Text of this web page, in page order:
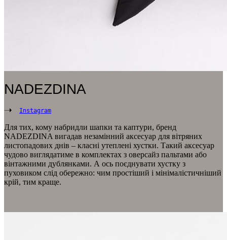
NADEZDINA
Instagram
Для тих, кому набридли шапки та каптури, бренд
NADEZDINA вигадав незамінний аксесуар для вітряних
листопадових днів – класні утеплені хустки. Такий аксесуар
чудово виглядатиме в комплектах з оверсайз пальтами або
вінтажними дублянками. А ось поєднувати хустку з
пуховиком слід обережно: чим простіший і мінімалістичніший
крій, тим краще.